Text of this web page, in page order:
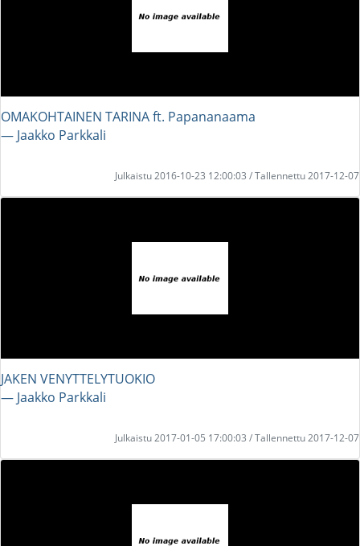
OMAKOHTAINEN TARINA ft. Papananaama
― Jaakko Parkkali
Julkaistu 2016-10-23 12:00:03 / Tallennettu 2017-12-07
JAKEN VENYTTELYTUOKIO
― Jaakko Parkkali
Julkaistu 2017-01-05 17:00:03 / Tallennettu 2017-12-07